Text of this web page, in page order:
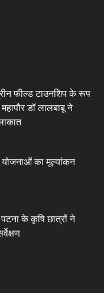
फील्ड टाउनशिप के रूप
डॉ लालबाबू ने
योजनाओं का मूल्यांकन
के कृषि छात्रों ने